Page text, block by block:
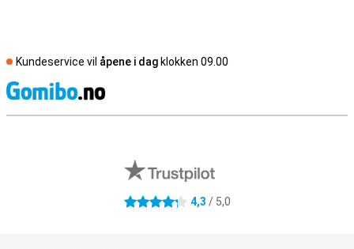
Kundeservice vil åpene i dag klokken 09.00
4.3 stjerner 4,3 / 5,0